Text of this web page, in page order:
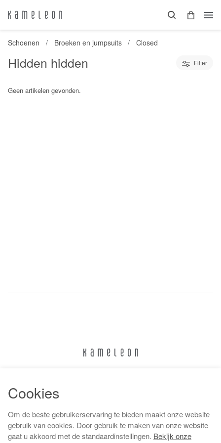
Schoenen Broeken en jumpsuits Closed
Hidden hidden Filter
Geen artikelen gevonden.
Algemene voorwaarden
Cookies
Om de beste gebruikerservaring te bieden maakt onze website
gebruik van cookies. Door gebruik te maken van onze website
gaat u akkoord met de standaardinstellingen. Bekijk onze